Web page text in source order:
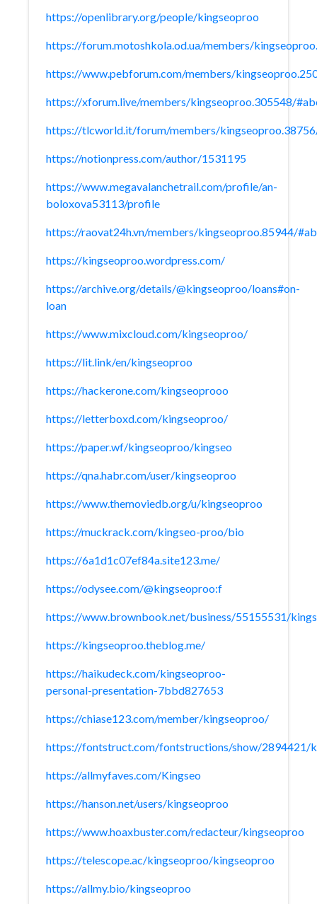
https://openlibrary.org/people/kingseoproo
https://forum.motoshkola.od.ua/members/
https://www.pebforum.com/members/
https://xforum.live/members/kingseoproo.305548/
https://tlcworld.it/forum/members/
https://notionpress.com/author/1531195
https://www.megavalanchetrail.com/profile/an-
boloxova53113/profile
https://raovat24h.vn/members/kingseoproo.85944/
https://kingseoproo.wordpress.com/
https://archive.org/details/@kingseoproo/loans#on-
loan
https://www.mixcloud.com/kingseoproo/
https://lit.link/en/kingseoproo
https://hackerone.com/kingseoprooo
https://letterboxd.com/kingseoproo/
https://paper.wf/kingseoproo/kingseo
https://qna.habr.com/user/kingseoproo
https://www.themoviedb.org/u/kingseoproo
https://muckrack.com/kingseo-proo/bio
https://6a1d1c07ef84a.site123.me/
https://odysee.com/@kingseoproo:f
https://www.brownbook.net/business/55155531/
https://kingseoproo.theblog.me/
https://haikudeck.com/kingseoproo-
personal-presentation-7bbd827653
https://chiase123.com/member/kingseoproo/
https://fontstruct.com/fontstructions/show/2894421/
https://allmyfaves.com/Kingseo
https://hanson.net/users/kingseoproo
https://www.hoaxbuster.com/redacteur/kingseoproo
https://telescope.ac/kingseoproo/kingseoproo
https://allmy.bio/kingseoproo